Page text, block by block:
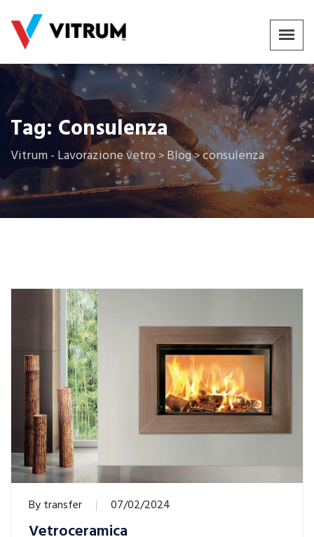
Tag:Consulenza
Vitrum - Lavorazione vetro >Blog>consulenza
Bytransfer 07/02/2024
Vetroceramica